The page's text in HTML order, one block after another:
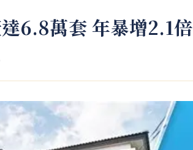
6.8萬套 年暴增2.1倍